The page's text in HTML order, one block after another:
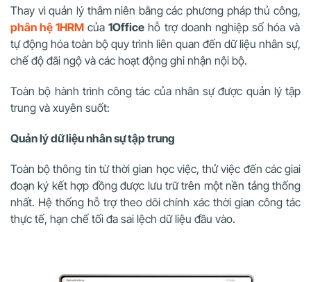
Thay vì quản lý thâm niên bằng các phương pháp thủ công,
phân hệ 1HRM của1Office hỗ trợ doanh nghiệp số hóa và
tự động hóa toàn bộ quy trình liên quan đến dữ liệu nhân sự,
chế độ đãi ngộ và các hoạt động ghi nhận nội bộ.
Toàn bộ hành trình công tác của nhân sự được quản lý tập
trung và xuyên suốt:
Quản lý dữ liệu nhân sự tập trung
Toàn bộ thông tin từ thời gian học việc, thử việc đến các giai
đoạn ký kết hợp đồng được lưu trữ trên một nền tảng thống
nhất. Hệ thống hỗ trợ theo dõi chính xác thời gian công tác
thực tế, hạn chế tối đa sai lệch dữ liệu đầu vào.